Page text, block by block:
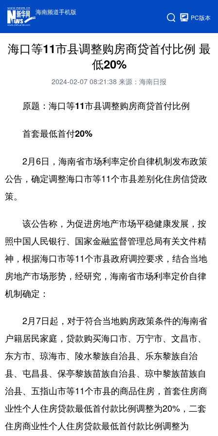
海南频道手机版
PC版本
海口等11市县调整购房商贷首付比例 最
低20%
2024-02-07 08:21:38 来源：海南日报
原题：海口等11市县调整购房商贷首付比例
首套最低首付20%
2月6日，海南省市场利率定价自律机制发布政策
公告，确定调整海口市等11个市县差别化住房信贷政
策。
该公告称，为促进房地产市场平稳健康发展，按
照中国人民银行、国家金融监督管理总局有关文件精
神，根据海口市等11个市县政府调控要求，结合当地
房地产市场形势，经研究，海南省市场利率定价自律
机制确定：
2月7日起，对于符合当地购房政策条件的海南省
户籍居民家庭，贷款购买海口市、万宁市、文昌市、
东方市、琼海市、陵水黎族自治县、乐东黎族自治
县、屯昌县、保亭黎族苗族自治县、琼中黎族苗族自
治县、五指山市等11个市县的商品住房，首套住房商
业性个人住房贷款最低首付款比例调整为20%，二套
住房商业性个人住房贷款最低首付款比例调整为